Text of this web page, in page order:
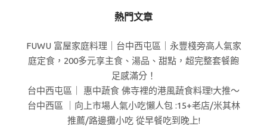
熱門文章
FUWU 富屋家庭料理｜台中西屯區｜永豐棧旁高人氣家
庭定食，200多元享主食、湯品、甜點，超完整套餐飽
足感滿分！
台中西屯區｜ 惠中蔬食 佛寺裡的港風蔬食料理!大推～
台中西區 ｜向上市場人氣小吃懶人包 :15+老店/米其林
推薦/路邊攤小吃 從早餐吃到晚上!